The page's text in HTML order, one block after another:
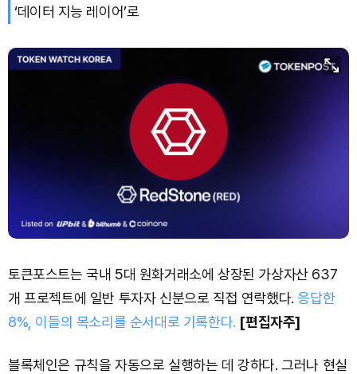
‘데이터 지능 레이어’로
토큰포스트는 국내 5대 원화거래소에 상장된 가상자산 637
개 프로젝트에 일반 투자자 신분으로 직접 연락했다.응답한
8%, 이들의 목소리를 순서대로 기록한다. [편집자주]
블록체인은 규칙을 자동으로 실행하는 데 강하다. 그러나 현실